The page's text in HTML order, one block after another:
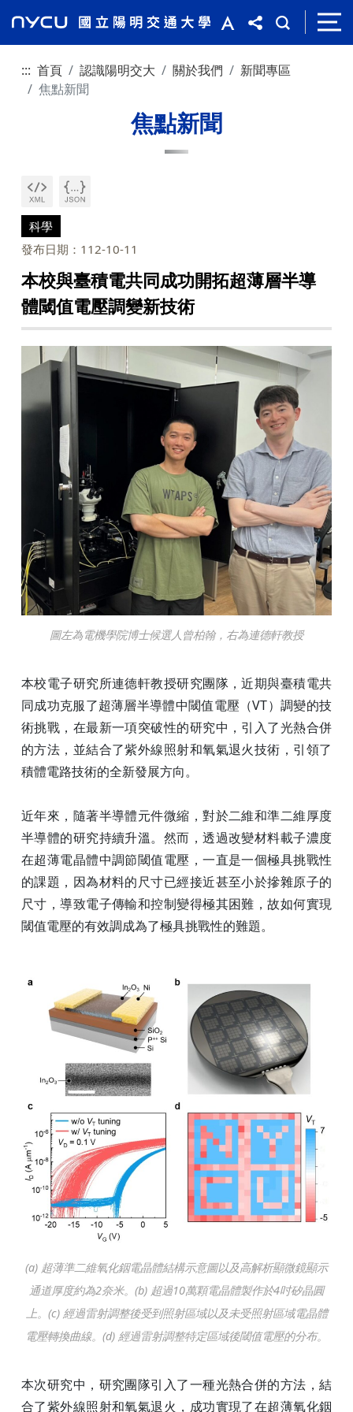
::: 首頁 認識陽明交大 關於我們
新聞專區
焦點新聞
焦點新聞
科學
發布日期：112-10-11
本校與臺積電共同成功開拓超薄層半導
體閾值電壓調變新技術
圖左為電機學院博士候選人曾柏翰，右為連德軒教授
本校電子研究所連德軒教授研究團隊，近期與臺積電共
同成功克服了超薄層半導體中閾值電壓（VT）調變的技
術挑戰，在最新一項突破性的研究中，引入了光熱合併
的方法，並結合了紫外線照射和氧氣退火技術，引領了
積體電路技術的全新發展方向。
近年來，隨著半導體元件微縮，對於二維和準二維厚度
半導體的研究持續升溫。然而，透過改變材料載子濃度
在超薄電晶體中調節閾值電壓，一直是一個極具挑戰性
的課題，因為材料的尺寸已經接近甚至小於摻雜原子的
尺寸，導致電子傳輸和控制變得極其困難，故如何實現
閾值電壓的有效調成為了極具挑戰性的難題。
(a) 超薄準二維氧化銦電晶體結構示意圖以及高解析顯微鏡顯示
通道厚度約為2奈米。(b) 超過10萬顆電晶體製作於4吋矽晶圓
上。(c) 經過雷射調整後受到照射區域以及未受照射區域電晶體
電壓轉換曲線。(d) 經過雷射調整特定區域後閾值電壓的分布。
本次研究中，研究團隊引入了一種光熱合併的方法，結
合了紫外線照射和氧氣退火，成功實現了在超薄氧化銦